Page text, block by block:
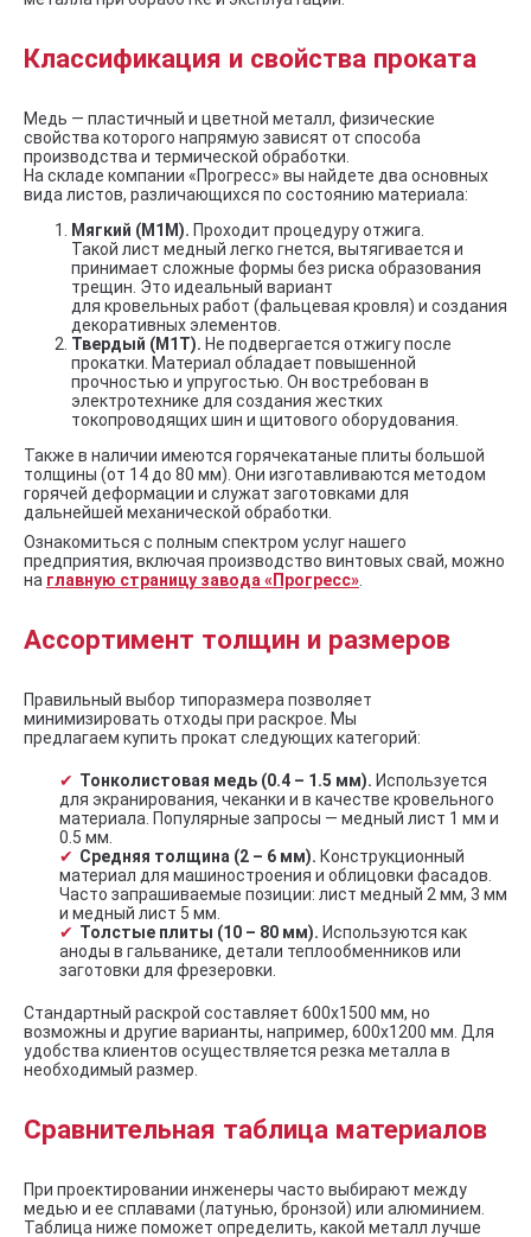
Классификация и свойства проката
Медь — пластичный и цветной металл, физические
свойства которого напрямую зависят от способа
производства и термической обработки.
На складе компании «Прогресс» вы найдете два основных
вида листов, различающихся по состоянию материала:
Мягкий (М1М). Проходит процедуру отжига.
Такой лист медный легко гнется, вытягивается и
принимает сложные формы без риска образования
трещин. Это идеальный вариант
для кровельных работ (фальцевая кровля) и создания
декоративных элементов.
Твердый (М1Т). Не подвергается отжигу после
прокатки. Материал обладает повышенной
прочностью и упругостью. Он востребован в
электротехнике для создания жестких
токопроводящих шин и щитового оборудования.
Также в наличии имеются горячекатаные плиты большой
толщины (от 14 до 80 мм). Они изготавливаются методом
горячей деформации и служат заготовками для
дальнейшей механической обработки.
Ознакомиться с полным спектром услуг нашего
предприятия, включая производство винтовых свай, можно
на главную страницу завода «Прогресс».
Ассортимент толщин и размеров
Правильный выбор типоразмера позволяет
минимизировать отходы при раскрое. Мы
предлагаем купить прокат следующих категорий:
Тонколистовая медь (0.4 – 1.5 мм). Используется
для экранирования, чеканки и в качестве кровельного
материала. Популярные запросы — медный лист 1 мм и
0.5 мм.
Средняя толщина (2 – 6 мм). Конструкционный
материал для машиностроения и облицовки фасадов.
Часто запрашиваемые позиции: лист медный 2 мм, 3 мм
и медный лист 5 мм.
Толстые плиты (10 – 80 мм). Используются как
аноды в гальванике, детали теплообменников или
заготовки для фрезеровки.
Стандартный раскрой составляет 600х1500 мм, но
возможны и другие варианты, например, 600х1200 мм. Для
удобства клиентов осуществляется резка металла в
необходимый размер.
Сравнительная таблица материалов
При проектировании инженеры часто выбирают между
медью и ее сплавами (латунью, бронзой) или алюминием.
Таблица ниже поможет определить, какой металл лучше